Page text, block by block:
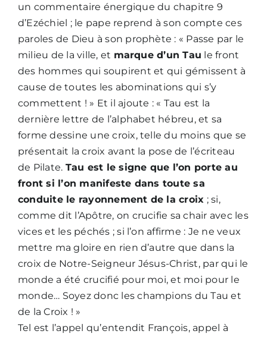
un commentaire énergique du chapitre 9
d’Ezéchiel ; le pape reprend à son compte ces
paroles de Dieu à son prophète : « Passe par le
milieu de la ville, et marque d’un Tau le front
des hommes qui soupirent et qui gémissent à
cause de toutes les abominations qui s’y
commettent ! » Et il ajoute : « Tau est la
dernière lettre de l’alphabet hébreu, et sa
forme dessine une croix, telle du moins que se
présentait la croix avant la pose de l’écriteau
de Pilate. Tau est le signe que l’on porte au
front si l’on manifeste dans toute sa
conduite le rayonnement de la croix ; si,
comme dit l’Apôtre, on crucifie sa chair avec les
vices et les péchés ; si l’on affirme : Je ne veux
mettre ma gloire en rien d’autre que dans la
croix de Notre-Seigneur Jésus-Christ, par qui le
monde a été crucifié pour moi, et moi pour le
monde… Soyez donc les champions du Tau et
de la Croix ! »
Tel est l’appel qu’entendit François, appel à